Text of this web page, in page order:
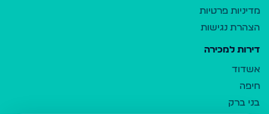
מדיניות פרטיות
הצהרת נגישות
דירות למכירה
אשדוד
חיפה
בני ברק